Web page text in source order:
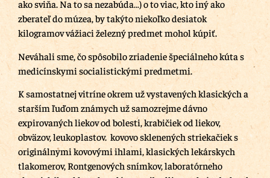
ako sviňa. Na to sa nezabúda…) o to viac, kto iný ako
zberateľ do múzea, by takýto niekoľko desiatok
kilogramov vážiaci železný predmet mohol kúpiť.
Neváhali sme, čo spôsobilo zriadenie špeciálneho kúta s
medicínskymi socialistickými predmetmi.
K samostatnej vitríne okrem už vystavených klasických a
starším ľuďom známych už samozrejme dávno
expirovaných liekov od bolesti, krabičiek od liekov,
obväzov, leukoplastov. kovovo sklenených striekačiek s
originálnymi kovovými ihlami, klasických lekárskych
tlakomerov, Rontgenových snímkov, laboratórneho